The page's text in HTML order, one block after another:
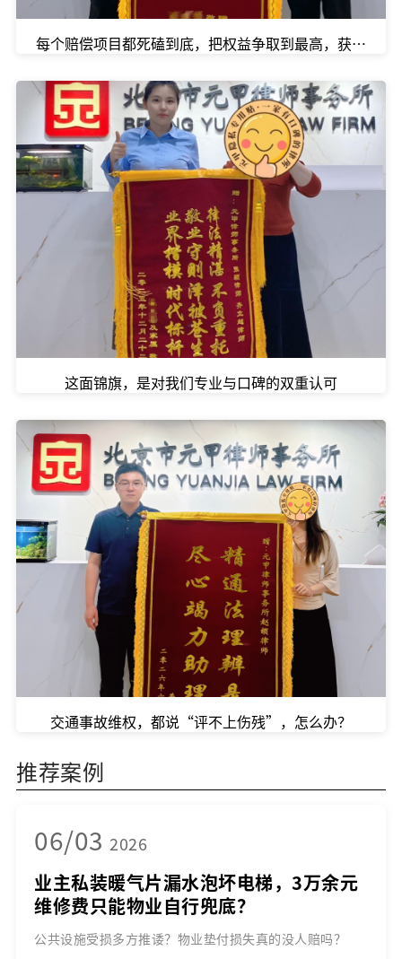
每个赔偿项目都死磕到底，把权益争取到最高，获得132
这面锦旗，是对我们专业与口碑的双重认可
交通事故维权，都说“评不上伤残”，怎么办？
推荐案例
06/03 2026
业主私装暖气片漏水泡坏电梯，3万余元
维修费只能物业自行兜底？
公共设施受损多方推诿？物业垫付损失真的没人赔吗？